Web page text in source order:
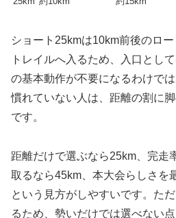
ショート25kmは10km前後のロ
トレイルへ入るため、入口とし
の基本動作が不要になるわけで
慣れていない人は、距離の割に
です。
距離だけで選ぶなら25km、完走
取るなら45km、本大会らしさを
という見方がしやすいです。た
るため、勢いだけでは選べない